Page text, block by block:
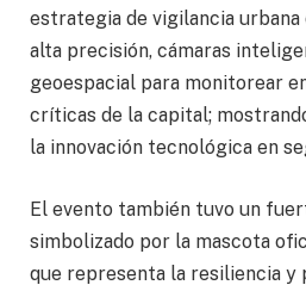
estrategia de vigilancia urbana
alta precisión, cámaras
geoespacial para monitorear
críticas de la capital;
la innovación tecnológica en
El evento también tuvo un
simbolizado por la mascota
que representa la resiliencia y